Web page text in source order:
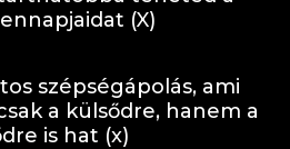
(X)
szépségápolás, ami
a külsődre, hanem a
is hat (x)